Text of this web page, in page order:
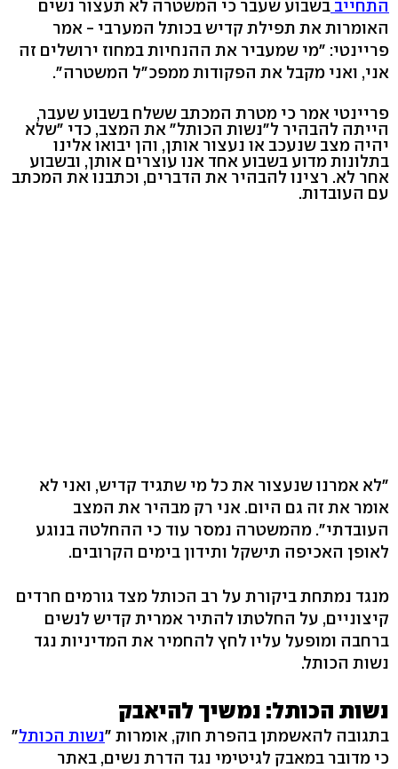
התחייב בשבוע שעבר כי המשטרה לא תעצור נשים
האומרות את תפילת קדיש בכותל המערבי - אמר
פריינטי: "מי שמעביר את ההנחיות במחוז ירושלים זה
אני, ואני מקבל את הפקודות ממפכ"ל המשטרה".
פריינטי אמר כי מטרת המכתב ששלח בשבוע שעבר,
הייתה להבהיר ל"נשות הכותל" את המצב, כדי "שלא
יהיה מצב שנעכב או נעצור אותן, והן יבואו אלינו
בתלונות מדוע בשבוע אחד אנו עוצרים אותן, ובשבוע
אחר לא. רצינו להבהיר את הדברים, וכתבנו את המכתב
עם העובדות.
"לא אמרנו שנעצור את כל מי שתגיד קדיש, ואני לא
אומר את זה גם היום. אני רק מבהיר את המצב
העובדתי". מהמשטרה נמסר עוד כי ההחלטה בנוגע
לאופן האכיפה תישקל ותידון בימים הקרובים.
מנגד נמתחת ביקורת על רב הכותל מצד גורמים חרדים
קיצוניים, על החלטתו להתיר אמרית קדיש לנשים
ברחבה ומופעל עליו לחץ להחמיר את המדיניות נגד
נשות הכותל.
נשות הכותל: נמשיך להיאבק
בתגובה להאשמתן בהפרת חוק, אומרות "נשות הכותל"
כי מדובר במאבק לגיטימי נגד הדרת נשים, באתר